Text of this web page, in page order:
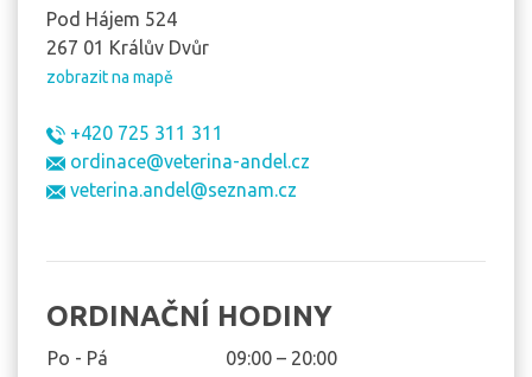
Pod Hájem 524
267 01 Králův Dvůr
zobrazit na mapě
+420 725 311 311
ordinace@veterina-andel.cz
veterina.andel@seznam.cz
ORDINAČNÍ HODINY
Po - Pá
09:00 – 20:00